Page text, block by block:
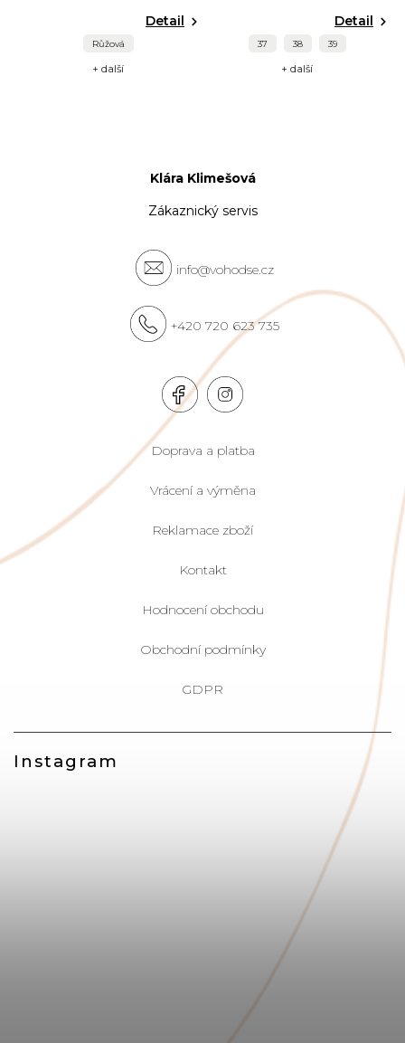
Detail
Růžová
+ další
Detail
37 38 39
+ další
Instagram
Klára Klimešová
Zákaznický servis
info@vohodse.cz
+420 720 623 735
Doprava a platba
Vrácení a výměna
Reklamace zboží
Kontakt
Hodnocení obchodu
Obchodní podmínky
GDPR